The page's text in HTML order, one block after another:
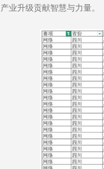
产业升级贡献智慧与力量。